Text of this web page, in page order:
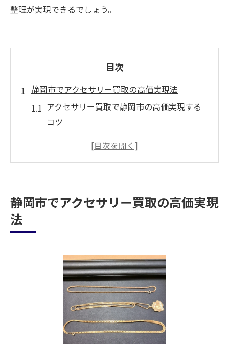
整理が実現できるでしょう。
目次
静岡市でアクセサリー買取の高価実現法
アクセサリー買取で静岡市の高価実現する
コツ
静岡市で高価アクセサリー買取を叶える手
静岡市で高価買取を目指すアクセサリー活
静岡市のアクセサリー買取選びで失敗しな
い方法
査定無料が魅力の静岡アクセサリー買取案内
アクセサリー買取は静岡市で査定無料が安
静岡のアクセサリー買取査定無料サービス
の魅力
静岡市でアクセサリー買取の高価実現
法